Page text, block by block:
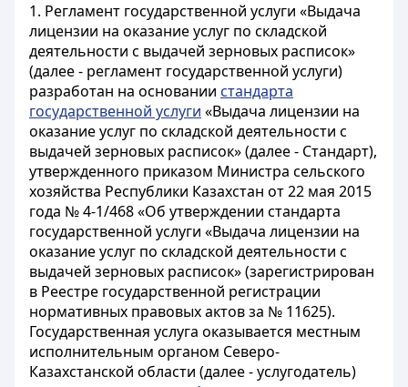
1. Регламент государственной услуги «Выдача
лицензии на оказание услуг по складской
деятельности с выдачей зерновых расписок»
(далее - регламент государственной услуги)
разработан на основании стандарта
государственной услуги «Выдача лицензии на
оказание услуг по складской деятельности с
выдачей зерновых расписок» (далее - Стандарт),
утвержденного приказом Министра сельского
хозяйства Республики Казахстан от 22 мая 2015
года № 4-1/468 «Об утверждении стандарта
государственной услуги «Выдача лицензии на
оказание услуг по складской деятельности с
выдачей зерновых расписок» (зарегистрирован
в Реестре государственной регистрации
нормативных правовых актов за № 11625).
Государственная услуга оказывается местным
исполнительным органом Северо-
Казахстанской области (далее - услугодатель)